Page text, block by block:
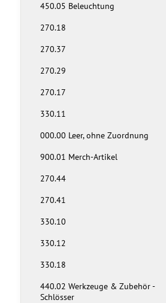
450.05 Beleuchtung
270.18
270.37
270.29
270.17
330.11
000.00 Leer, ohne Zuordnung
900.01 Merch-Artikel
270.44
270.41
330.10
330.12
330.18
440.02 Werkzeuge & Zubehör -
Schlösser